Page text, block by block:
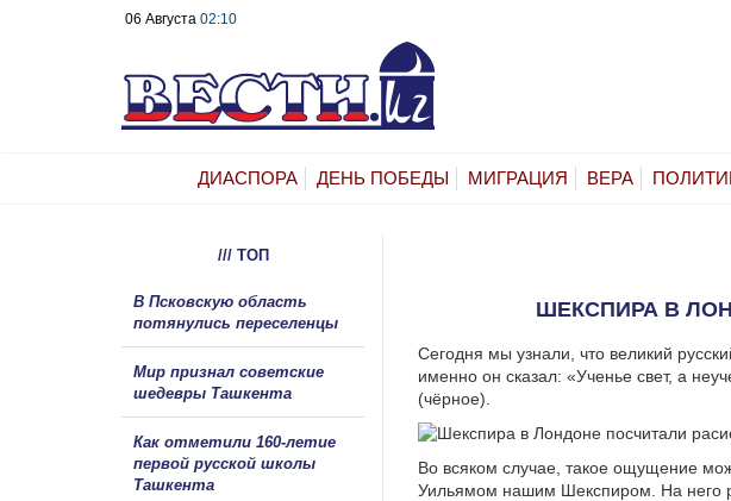
06 Августа 02:10
ДИАСПОРА ДЕНЬ ПОБЕДЫ МИГРАЦИЯ ВЕРА
ШЕКСПИРА В
Сегодня мы узнали, что великий
именно он сказал: «Ученье свет, а
(чёрное).
Во всяком случае, такое ощущение
Уильямом нашим Шекспиром. На него
/// ТОП
В Псковскую область
потянулись переселенцы
Мир признал советские
шедевры Ташкента
Как отметили 160-летие
первой русской школы
Ташкента